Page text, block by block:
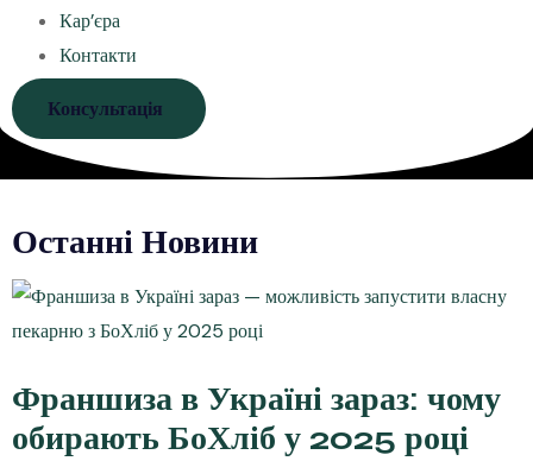
Кар’єра
Контакти
Консультація
Останні Новини
Франшиза в Україні зараз: чому
обирають БоХліб у 2025 році